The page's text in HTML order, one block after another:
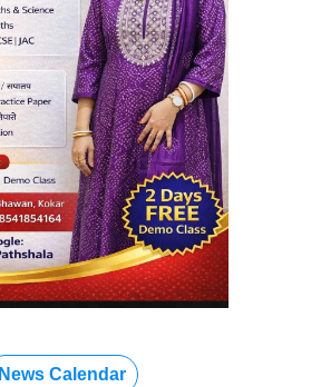
News Calendar